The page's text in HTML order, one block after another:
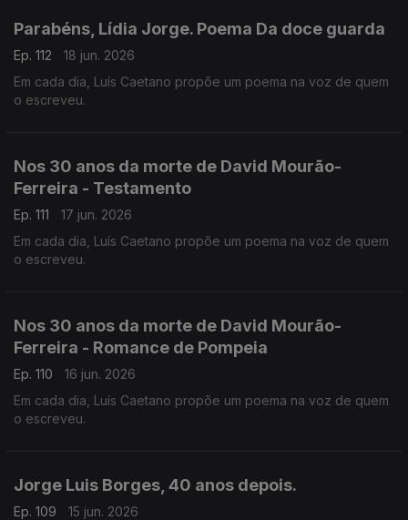
Parabéns, Lídia Jorge. Poema Da doce guarda
Ep. 112
18 jun. 2026
Em cada dia, Luís Caetano propõe um poema na voz de quem
o escreveu.
Nos 30 anos da morte de David Mourão-
Ferreira - Testamento
Ep. 111
17 jun. 2026
Em cada dia, Luís Caetano propõe um poema na voz de quem
o escreveu.
Nos 30 anos da morte de David Mourão-
Ferreira - Romance de Pompeia
Ep. 110
16 jun. 2026
Em cada dia, Luís Caetano propõe um poema na voz de quem
o escreveu.
Jorge Luis Borges, 40 anos depois.
Ep. 109
15 jun. 2026